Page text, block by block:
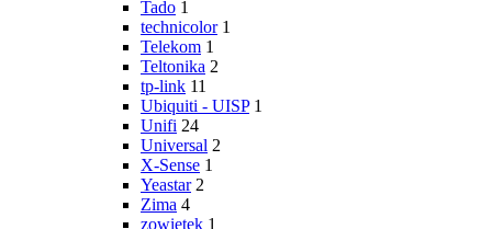
Tado 1
technicolor 1
Telekom 1
Teltonika 2
tp-link 11
Ubiquiti - UISP 1
Unifi 24
Universal 2
X-Sense 1
Yeastar 2
Zima 4
zowietek 1